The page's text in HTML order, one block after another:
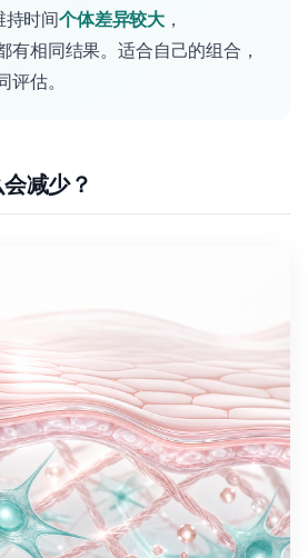
持时间个体差异较大 ，
有相同结果。适合自己的组合，
评估。
减少？